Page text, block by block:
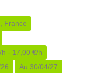
France
- 17,00 €/h
Au:30/04/27